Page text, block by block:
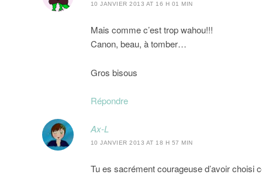
10 JANVIER 2013 AT 16 H 01 MIN
Mais comme c’est trop wahou!!!
Canon, beau, à tomber…
Gros bisous
Répondre
Ax-L
10 JANVIER 2013 AT 18 H 57 MIN
Tu es sacrément courageuse d’avoir choisi